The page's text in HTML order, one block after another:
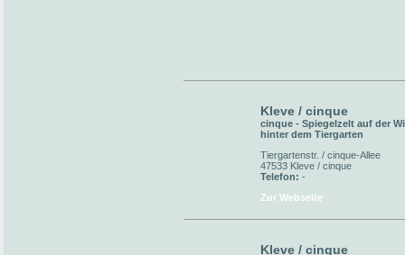
Kleve / cinque
cinque - Spiegelzelt auf der
hinter dem Tiergarten
Tiergartenstr. / cinque-Allee
47533 Kleve / cinque
Telefon: -
Zur Webseite
Kleve / cinque